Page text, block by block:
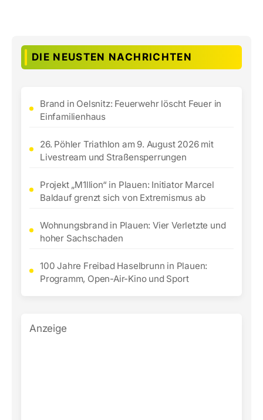
DIE NEUSTEN NACHRICHTEN
Brand in Oelsnitz: Feuerwehr löscht Feuer in
Einfamilienhaus
26. Pöhler Triathlon am 9. August 2026 mit
Livestream und Straßensperrungen
Projekt „M1llion“ in Plauen: Initiator Marcel
Baldauf grenzt sich von Extremismus ab
Wohnungsbrand in Plauen: Vier Verletzte und
hoher Sachschaden
100 Jahre Freibad Haselbrunn in Plauen:
Programm, Open-Air-Kino und Sport
Anzeige